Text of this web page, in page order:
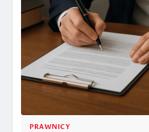
PRAWNICY